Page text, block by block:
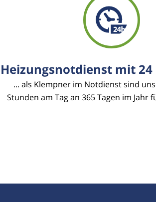
Heizungsnotdienst mit 24
... als Klempner im Notdienst sind
Stunden am Tag an 365 Tagen im Jahr